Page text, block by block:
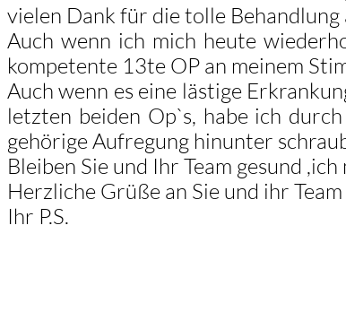
vielen Dank für die tolle Behandlung
Auch wenn ich mich heute
kompetente 13te OP an meinem
Auch wenn es eine lästige
letzten beiden Op`s, habe ich
gehörige Aufregung hinunter
Bleiben Sie und Ihr Team gesund
Herzliche Grüße an Sie und ihr Team
Ihr P.S.